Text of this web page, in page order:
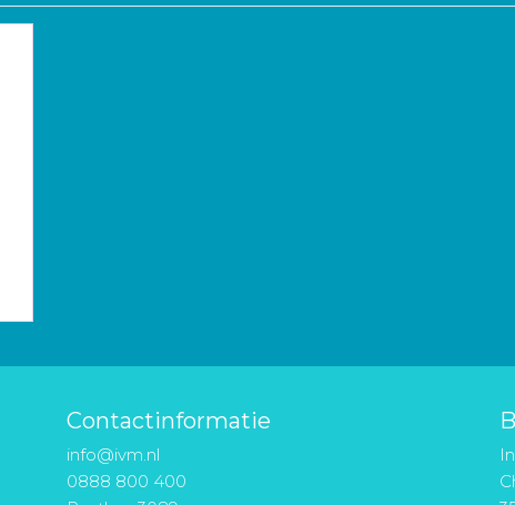
Contactinformatie
info@ivm.nl
0888 800 400